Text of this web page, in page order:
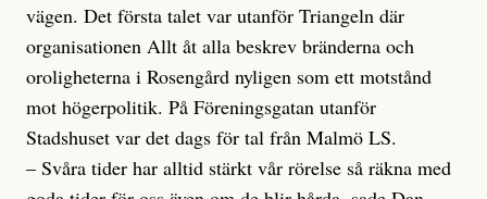
vägen. Det första talet var utanför Triangeln där
organisationen Allt åt alla beskrev bränderna och
oroligheterna i Rosengård nyligen som ett motstånd
mot högerpolitik. På Föreningsgatan utanför
Stadshuset var det dags för tal från Malmö LS.
– Svåra tider har alltid stärkt vår rörelse så räkna med